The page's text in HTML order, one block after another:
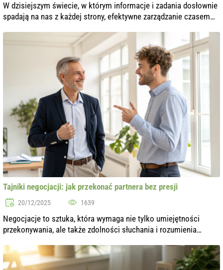
W dzisiejszym świecie, w którym informacje i zadania dosłownie
spadają na nas z każdej strony, efektywne zarządzanie czasem
właściwego zarządzania ...
Tajniki negocjacji: jak przekonać partnera bez presji
20/12/2025 1639
Negocjacje to sztuka, która wymaga nie tylko umiejętności
przekonywania, ale także zdolności słuchania i rozumienia
każdym dniem, ważne jest...